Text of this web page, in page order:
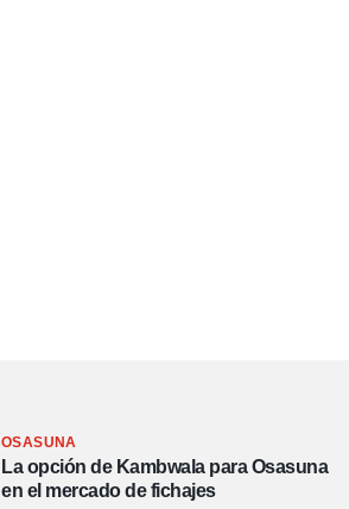
OSASUNA
La opción de Kambwala para Osasuna
en el mercado de fichajes